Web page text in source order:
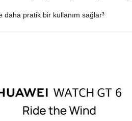
daha pratik bir kullanım sağlar³